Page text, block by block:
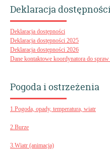
Deklaracja
Deklaracja dostępności
Deklaracja dostępności 2025
Deklaracja dostępności 2026
Dane kontaktowe koordynatora do
Pogoda i ostrzeżenia
1.Pogoda, opady, temperatura, wiatr
2.Burze
3.Wiatr (animacja)